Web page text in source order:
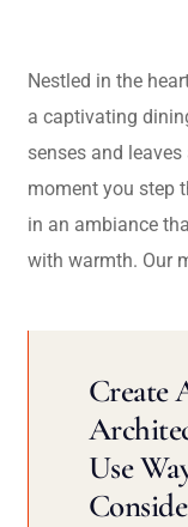
Nestled in the
a captivating
senses and
moment you step
in an ambiance
with warmth. Our
Create
Use